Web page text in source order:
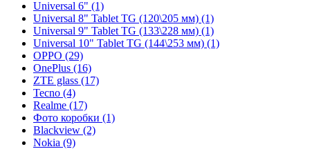
Universal 6" (1)
Universal 8" Tablet TG (120\205 мм) (1)
Universal 9" Tablet TG (133\228 мм) (1)
Universal 10" Tablet TG (144\253 мм) (1)
OPPO (29)
OnePlus (16)
ZTE glass (17)
Tecno (4)
Realme (17)
Фото коробки (1)
Blackview (2)
Nokia (9)